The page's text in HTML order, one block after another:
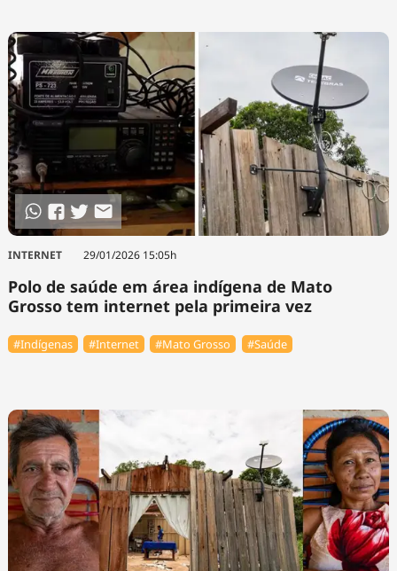
INTERNET 29/01/2026 15:05h
Polo de saúde em área indígena de Mato
Grosso tem internet pela primeira vez
#Indígenas #Internet #Mato Grosso #Saúde